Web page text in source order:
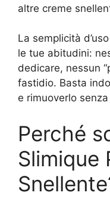
altre creme
La semplicità
le tue abitudini:
dedicare, nessun
fastidio. Basta
e rimuoverlo
Perché
Slimique